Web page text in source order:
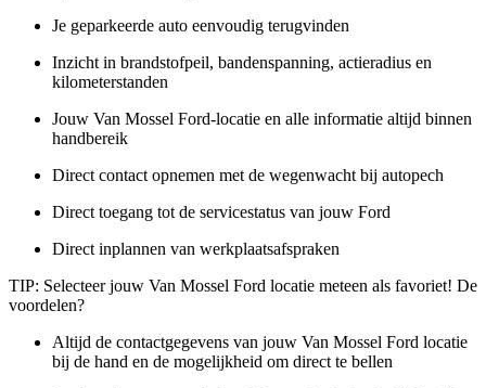
Je geparkeerde auto eenvoudig terugvinden
Inzicht in brandstofpeil, bandenspanning, actieradius en
kilometerstanden
Jouw Van Mossel Ford-locatie en alle informatie altijd binnen
handbereik
Direct contact opnemen met de wegenwacht bij autopech
Direct toegang tot de servicestatus van jouw Ford
Direct inplannen van werkplaatsafspraken
TIP: Selecteer jouw Van Mossel Ford locatie meteen als favoriet! De
voordelen?
Altijd de contactgegevens van jouw Van Mossel Ford locatie
bij de hand en de mogelijkheid om direct te bellen